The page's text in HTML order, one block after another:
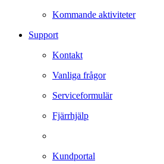
Kommande aktiviteter
Support
Kontakt
Vanliga frågor
Serviceformulär
Fjärrhjälp
Kundportal